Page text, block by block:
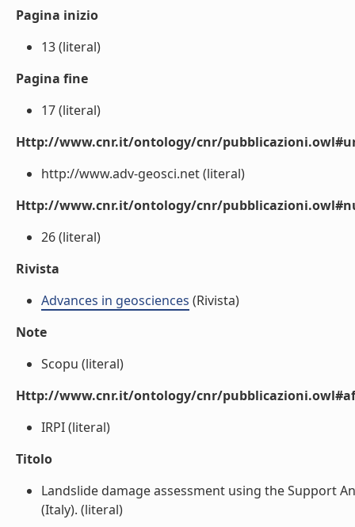
Pagina inizio
13 (literal)
Pagina fine
17 (literal)
Http://www.cnr.it/ontology/cnr/
http://www.adv-geosci.net (literal)
Http://www.cnr.it/ontology/cnr/
26 (literal)
Rivista
Advances in geosciences (Rivista)
Note
Scopu (literal)
Http://www.cnr.it/ontology/cnr/
IRPI (literal)
Titolo
Landslide damage assessment using the Support
(Italy). (literal)